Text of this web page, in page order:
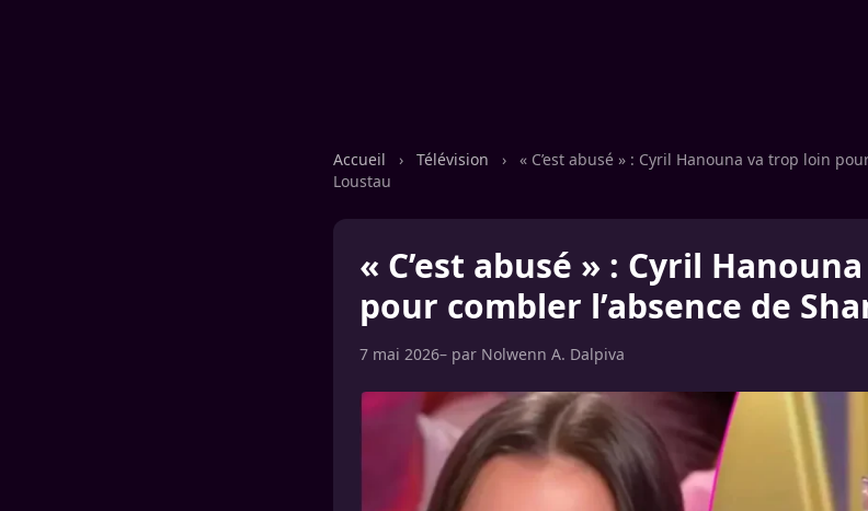
Accueil › Télévision ›
« C’est abusé » : Cyril Hanouna va trop loin
Loustau
« C’est abusé » : Cyril
pour combler l’absence de
7 mai 2026– par Nolwenn A. Dalpiva